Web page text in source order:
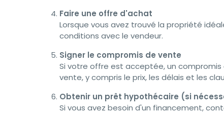
Faire une offre d'achat
Lorsque vous avez trouvé la propriété
conditions avec le vendeur.
Signer le compromis de vente
Si votre offre est acceptée, un
vente, y compris le prix, les délais et les
Obtenir un prêt hypothécaire (si
Si vous avez besoin d'un financement,